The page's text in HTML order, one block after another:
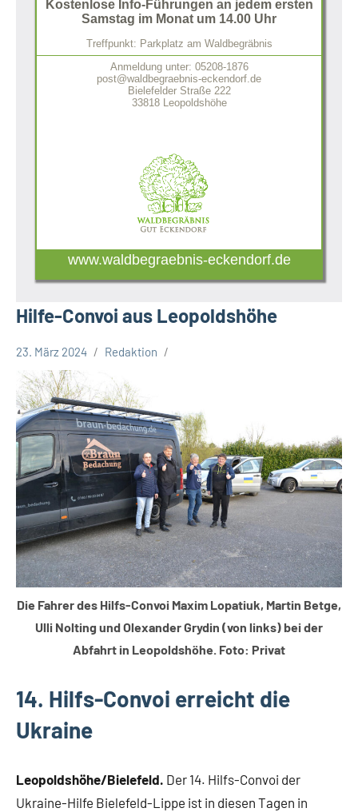
Kostenlose Info-Führungen an jedem ersten
Samstag im Monat um 14.00 Uhr
Treffpunkt: Parkplatz am Waldbegräbnis
Anmeldung unter: 05208-1876
post@waldbegraebnis-eckendorf.de
Bielefelder Straße 222
33818 Leopoldshöhe
www.waldbegraebnis-eckendorf.de
Hilfe-Convoi aus Leopoldshöhe
Leopoldshöhe
23. März 2024 Redaktion
Die Fahrer des Hilfs-Convoi Maxim Lopatiuk, Martin Betge,
Ulli Nolting und Olexander Grydin (von links) bei der
Abfahrt in Leopoldshöhe. Foto: Privat
14. Hilfs-Convoi erreicht die
Ukraine
Leopoldshöhe/Bielefeld. Der 14. Hilfs-Convoi der
Ukraine-Hilfe Bielefeld-Lippe ist in diesen Tagen in